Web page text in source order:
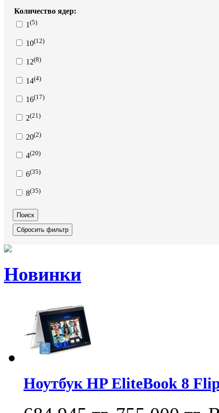
Количество ядер:
1 (5)
10(12)
12(8)
14(4)
16(17)
2(21)
20(2)
4(20)
6(35)
8(35)
Новинки
Ноутбук HP EliteBook 8